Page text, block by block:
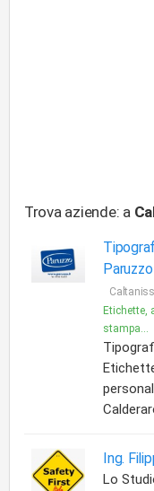
Trova aziende: a
Etichette,
stampa...
Ing.
Lo